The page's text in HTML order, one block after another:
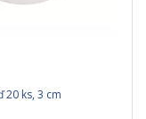
20 ks, 3 cm